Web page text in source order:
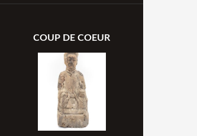
COUP DE COEUR